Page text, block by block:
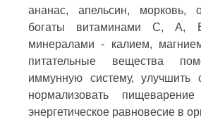
ананас, апельсин, морковь,
богаты витаминами С,
минералами - калием,
питательные вещества
иммунную систему, улучшить
нормализовать
энергетическое равновесие в